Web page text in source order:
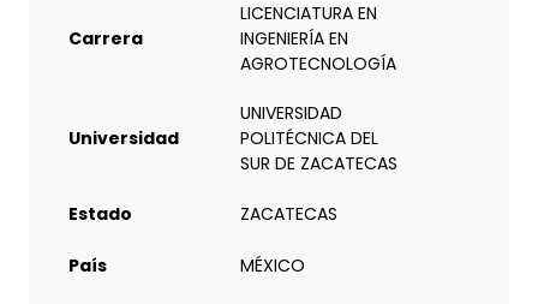
Carrera
LICENCIATURA EN
INGENIERÍA EN
AGROTECNOLOGÍA
Universidad
UNIVERSIDAD
POLITÉCNICA DEL
SUR DE ZACATECAS
Estado ZACATECAS
País MÉXICO